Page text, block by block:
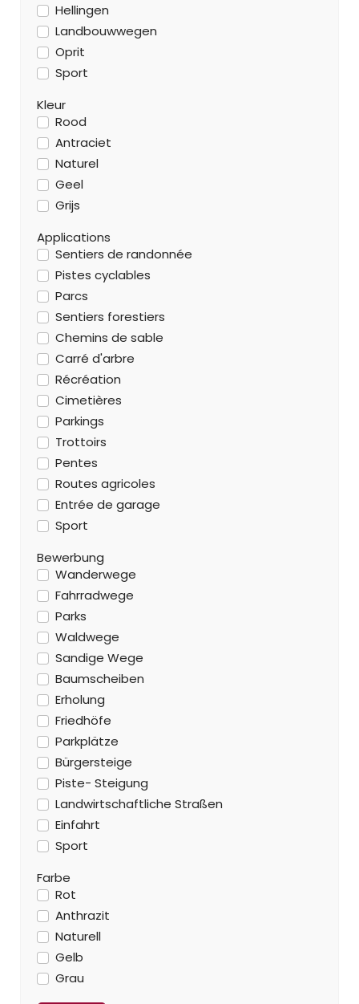
Hellingen
Landbouwwegen
Oprit
Sport
Kleur
Rood
Antraciet
Naturel
Geel
Grijs
Applications
Sentiers de randonnée
Pistes cyclables
Parcs
Sentiers forestiers
Chemins de sable
Carré d'arbre
Récréation
Cimetières
Parkings
Trottoirs
Pentes
Routes agricoles
Entrée de garage
Sport
Bewerbung
Wanderwege
Fahrradwege
Parks
Waldwege
Sandige Wege
Baumscheiben
Erholung
Friedhöfe
Parkplätze
Bürgersteige
Piste- Steigung
Landwirtschaftliche Straßen
Einfahrt
Sport
Farbe
Rot
Anthrazit
Naturell
Gelb
Grau